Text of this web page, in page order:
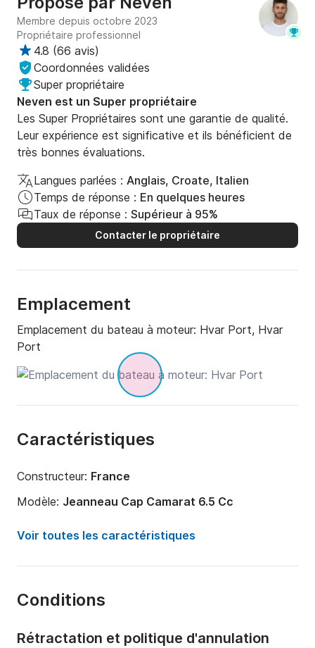
Membre depuis octobre 2023
Propriétaire professionnel
4.8 (66 avis)
Coordonnées validées
Super propriétaire
Neven est un Super propriétaire
Les Super Propriétaires sont une garantie de qualité.
Leur expérience est significative et ils bénéficient de
très bonnes évaluations.
Langues parlées : Anglais, Croate, Italien
Temps de réponse : En quelques heures
Taux de réponse : Supérieur à 95%
Contacter le propriétaire
Emplacement
Emplacement du bateau à moteur: Hvar Port, Hvar
Port
Caractéristiques
Constructeur: France
Modèle: Jeanneau Cap Camarat 6.5 Cc
Puissance moteur:
150cv
Capacité à bord:
Nombre de cabines:
Voir toutes les caractéristiques
Conditions
Rétractation et politique d'annulation